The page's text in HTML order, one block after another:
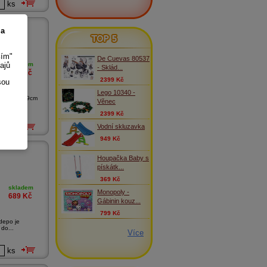
ks
...
skladem
Kč
plast 29cm
skladem
689 Kč
je
ks
TOP 5
De Cuevas 80537
- Sklád...
2399 Kč
Lego 10340 -
Věnec
2399 Kč
Vodní skluzavka
949 Kč
Houpačka Baby s
pískátk...
369 Kč
Monopoly -
Gábinin kouz...
799 Kč
Více